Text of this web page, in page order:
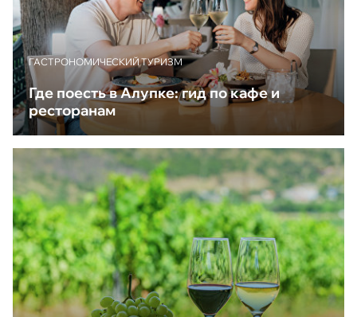
ГАСТРОНОМИЧЕСКИЙ ТУРИЗМ
Где поесть в Алупке: гид по кафе и
ресторанам